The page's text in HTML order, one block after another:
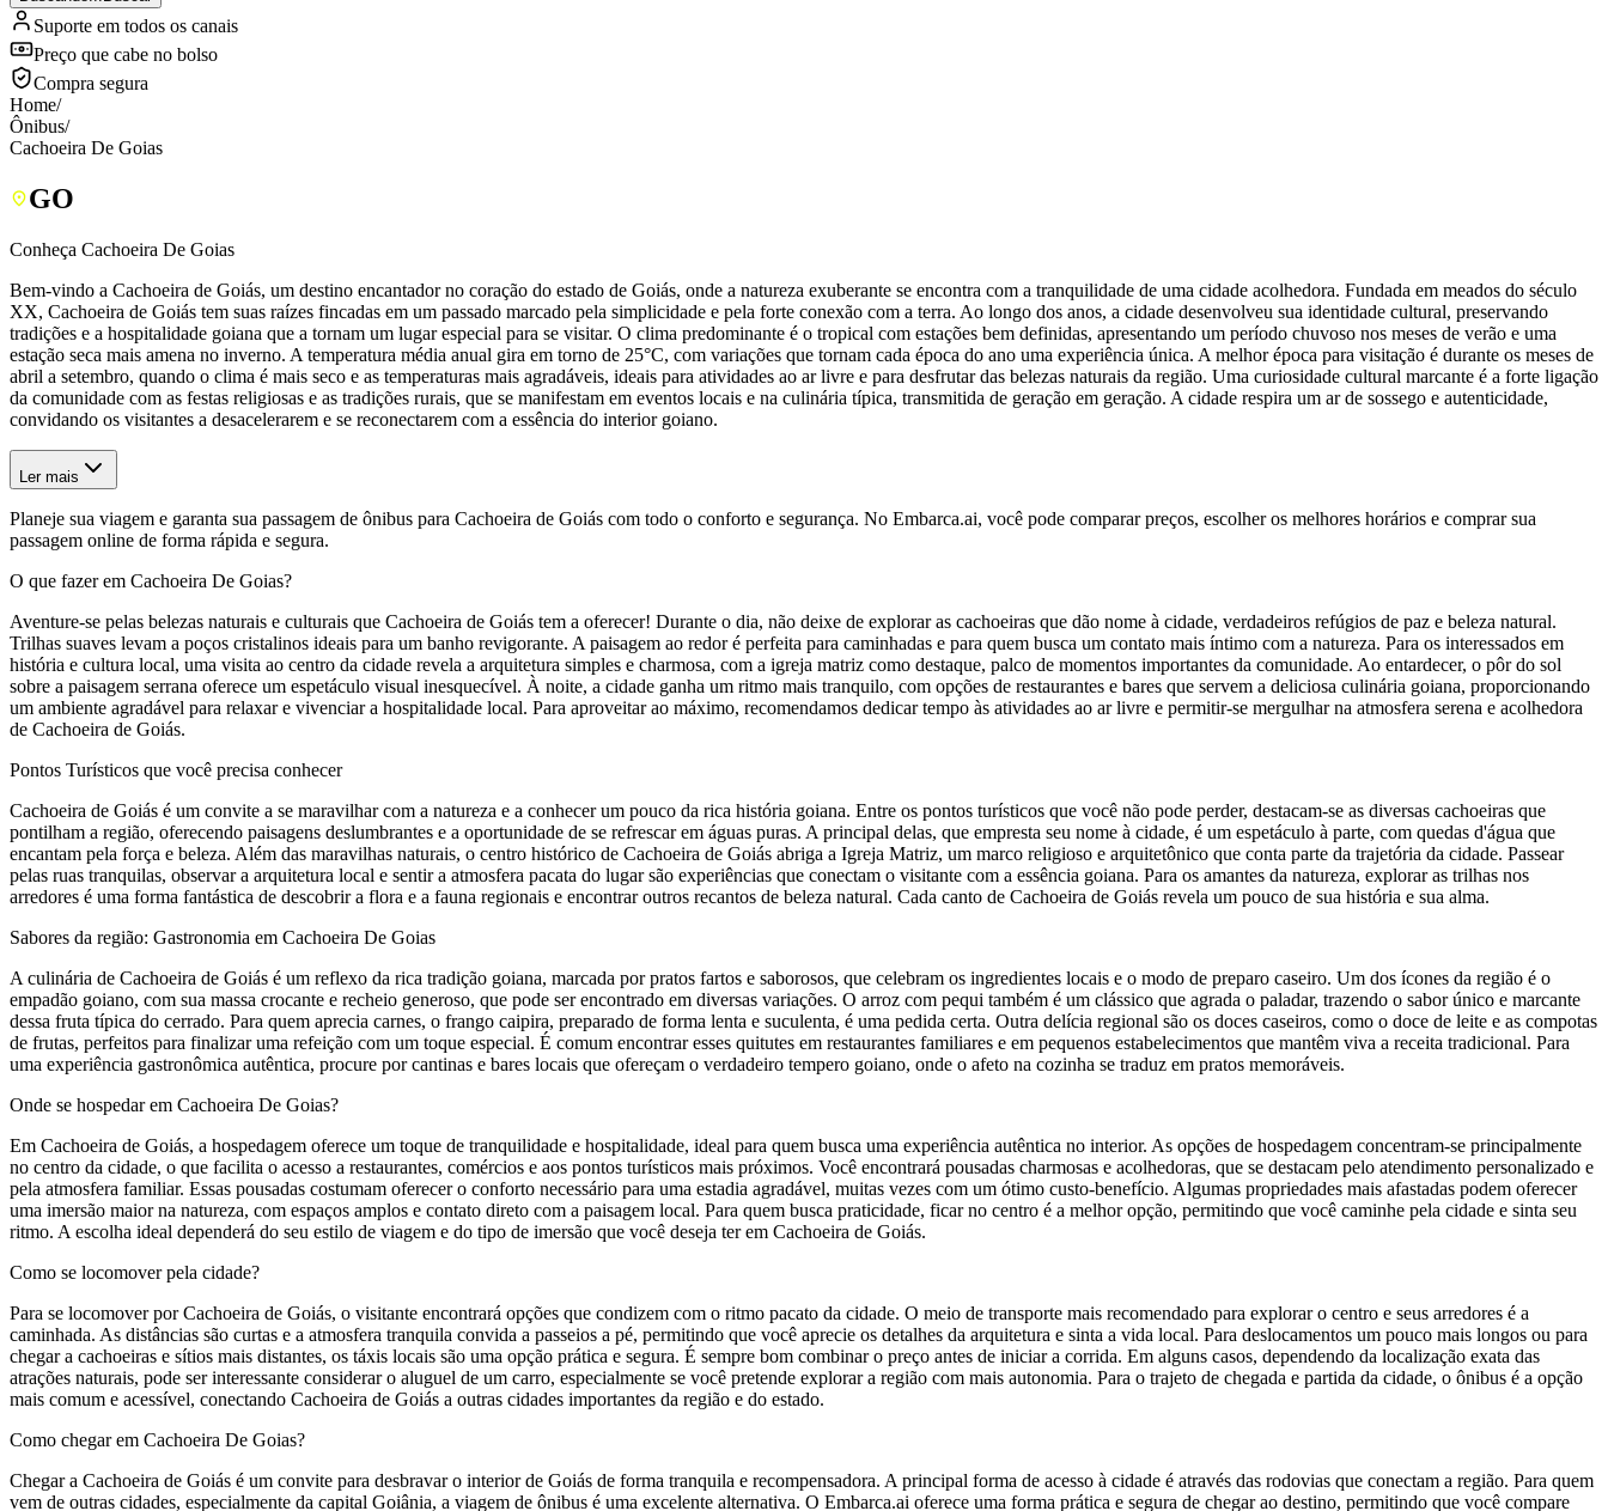
Suporte em todos os canais
Preço que cabe no bolso
Compra segura
Home/
Ônibus/
Cachoeira De Goias
GO
Conheça Cachoeira De Goias
Bem-vindo a Cachoeira de Goiás, um destino encantador no coração do estado de Goiás, onde a natureza exuberante se encontra com a tranquilidade de uma cidade acolhedora. Fundada em meados do século
XX, Cachoeira de Goiás tem suas raízes fincadas em um passado marcado pela simplicidade e pela forte conexão com a terra. Ao longo dos anos, a cidade desenvolveu sua identidade cultural, preservando
tradições e a hospitalidade goiana que a tornam um lugar especial para se visitar. O clima predominante é o tropical com estações bem definidas, apresentando um período chuvoso nos meses de verão e uma
estação seca mais amena no inverno. A temperatura média anual gira em torno de 25°C, com variações que tornam cada época do ano uma experiência única. A melhor época para visitação é durante os meses de
abril a setembro, quando o clima é mais seco e as temperaturas mais agradáveis, ideais para atividades ao ar livre e para desfrutar das belezas naturais da região. Uma curiosidade cultural marcante é a forte ligação
da comunidade com as festas religiosas e as tradições rurais, que se manifestam em eventos locais e na culinária típica, transmitida de geração em geração. A cidade respira um ar de sossego e autenticidade,
convidando os visitantes a desacelerarem e se reconectarem com a essência do interior goiano.
Ler mais
Planeje sua viagem e garanta sua passagem de ônibus para Cachoeira de Goiás com todo o conforto e segurança. No Embarca.ai, você pode comparar preços, escolher os melhores horários e comprar sua
passagem online de forma rápida e segura.
O que fazer em Cachoeira De Goias?
Aventure-se pelas belezas naturais e culturais que Cachoeira de Goiás tem a oferecer! Durante o dia, não deixe de explorar as cachoeiras que dão nome à cidade, verdadeiros refúgios de paz e beleza natural.
Trilhas suaves levam a poços cristalinos ideais para um banho revigorante. A paisagem ao redor é perfeita para caminhadas e para quem busca um contato mais íntimo com a natureza. Para os interessados em
história e cultura local, uma visita ao centro da cidade revela a arquitetura simples e charmosa, com a igreja matriz como destaque, palco de momentos importantes da comunidade. Ao entardecer, o pôr do sol
sobre a paisagem serrana oferece um espetáculo visual inesquecível. À noite, a cidade ganha um ritmo mais tranquilo, com opções de restaurantes e bares que servem a deliciosa culinária goiana, proporcionando
um ambiente agradável para relaxar e vivenciar a hospitalidade local. Para aproveitar ao máximo, recomendamos dedicar tempo às atividades ao ar livre e permitir-se mergulhar na atmosfera serena e acolhedora
de Cachoeira de Goiás.
Pontos Turísticos que você precisa conhecer
Cachoeira de Goiás é um convite a se maravilhar com a natureza e a conhecer um pouco da rica história goiana. Entre os pontos turísticos que você não pode perder, destacam-se as diversas cachoeiras que
pontilham a região, oferecendo paisagens deslumbrantes e a oportunidade de se refrescar em águas puras. A principal delas, que empresta seu nome à cidade, é um espetáculo à parte, com quedas d'água que
encantam pela força e beleza. Além das maravilhas naturais, o centro histórico de Cachoeira de Goiás abriga a Igreja Matriz, um marco religioso e arquitetônico que conta parte da trajetória da cidade. Passear
pelas ruas tranquilas, observar a arquitetura local e sentir a atmosfera pacata do lugar são experiências que conectam o visitante com a essência goiana. Para os amantes da natureza, explorar as trilhas nos
arredores é uma forma fantástica de descobrir a flora e a fauna regionais e encontrar outros recantos de beleza natural. Cada canto de Cachoeira de Goiás revela um pouco de sua história e sua alma.
Sabores da região: Gastronomia em Cachoeira De Goias
A culinária de Cachoeira de Goiás é um reflexo da rica tradição goiana, marcada por pratos fartos e saborosos, que celebram os ingredientes locais e o modo de preparo caseiro. Um dos ícones da região é o
empadão goiano, com sua massa crocante e recheio generoso, que pode ser encontrado em diversas variações. O arroz com pequi também é um clássico que agrada o paladar, trazendo o sabor único e marcante
dessa fruta típica do cerrado. Para quem aprecia carnes, o frango caipira, preparado de forma lenta e suculenta, é uma pedida certa. Outra delícia regional são os doces caseiros, como o doce de leite e as compotas
de frutas, perfeitos para finalizar uma refeição com um toque especial. É comum encontrar esses quitutes em restaurantes familiares e em pequenos estabelecimentos que mantêm viva a receita tradicional. Para
uma experiência gastronômica autêntica, procure por cantinas e bares locais que ofereçam o verdadeiro tempero goiano, onde o afeto na cozinha se traduz em pratos memoráveis.
Onde se hospedar em Cachoeira De Goias?
Em Cachoeira de Goiás, a hospedagem oferece um toque de tranquilidade e hospitalidade, ideal para quem busca uma experiência autêntica no interior. As opções de hospedagem concentram-se principalmente
no centro da cidade, o que facilita o acesso a restaurantes, comércios e aos pontos turísticos mais próximos. Você encontrará pousadas charmosas e acolhedoras, que se destacam pelo atendimento personalizado e
pela atmosfera familiar. Essas pousadas costumam oferecer o conforto necessário para uma estadia agradável, muitas vezes com um ótimo custo-benefício. Algumas propriedades mais afastadas podem oferecer
uma imersão maior na natureza, com espaços amplos e contato direto com a paisagem local. Para quem busca praticidade, ficar no centro é a melhor opção, permitindo que você caminhe pela cidade e sinta seu
ritmo. A escolha ideal dependerá do seu estilo de viagem e do tipo de imersão que você deseja ter em Cachoeira de Goiás.
Como se locomover pela cidade?
Para se locomover por Cachoeira de Goiás, o visitante encontrará opções que condizem com o ritmo pacato da cidade. O meio de transporte mais recomendado para explorar o centro e seus arredores é a
caminhada. As distâncias são curtas e a atmosfera tranquila convida a passeios a pé, permitindo que você aprecie os detalhes da arquitetura e sinta a vida local. Para deslocamentos um pouco mais longos ou para
chegar a cachoeiras e sítios mais distantes, os táxis locais são uma opção prática e segura. É sempre bom combinar o preço antes de iniciar a corrida. Em alguns casos, dependendo da localização exata das
atrações naturais, pode ser interessante considerar o aluguel de um carro, especialmente se você pretende explorar a região com mais autonomia. Para o trajeto de chegada e partida da cidade, o ônibus é a opção
mais comum e acessível, conectando Cachoeira de Goiás a outras cidades importantes da região e do estado.
Como chegar em Cachoeira De Goias?
Chegar a Cachoeira de Goiás é um convite para desbravar o interior de Goiás de forma tranquila e recompensadora. A principal forma de acesso à cidade é através das rodovias que conectam a região. Para quem
vem de outras cidades, especialmente da capital Goiânia, a viagem de ônibus é uma excelente alternativa. O Embarca.ai oferece uma forma prática e segura de chegar ao destino, permitindo que você compare